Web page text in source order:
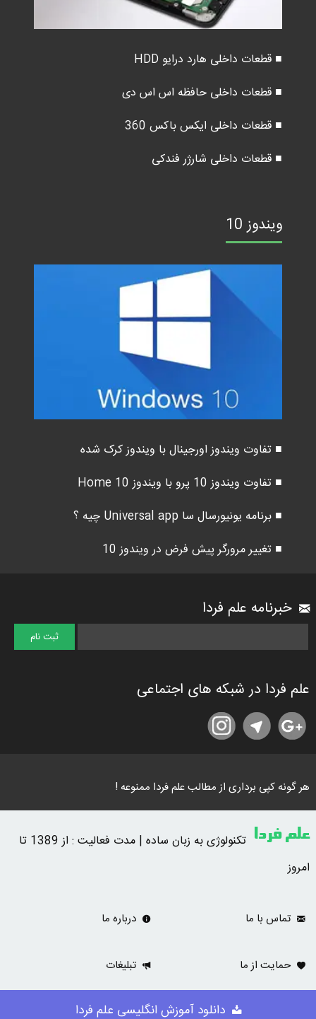
■ قطعات داخلی هارد درایو HDD
■ قطعات داخلی حافظه اس اس دی
■ قطعات داخلی ایکس باکس 360
■ قطعات داخلی شارژر فندکی
ویندوز 10
■ تفاوت ویندوز اورجینال با ویندوز کرک شده
■ تفاوت ویندوز 10 پرو با ویندوز 10 Home
■ برنامه یونیورسال سا Universal app چیه ؟
■ تغییر مرورگر پیش فرض در ویندوز 10
خبرنامه علم فردا
علم فردا در شبکه های اجتماعی
هر گونه کپی برداری از مطالب علم فردا ممنوعه !
علم فردا
تکنولوژی به زبان ساده | مدت فعالیت : از 1389 تا
امروز
تماس با ما درباره ما
حمایت از ما تبلیغات
دانلود آموزش انگلیسی علم فردا